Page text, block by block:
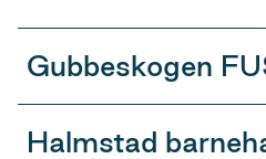
Gubbeskogen
Halmstad